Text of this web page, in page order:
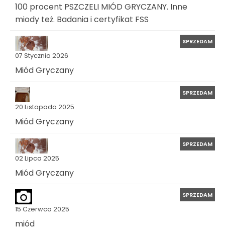
100 procent PSZCZELI MIÓD GRYCZANY. Inne
miody też. Badania i certyfikat FSS
07 Stycznia 2026
SPRZEDAM
Miód Gryczany
20 Listopada 2025
SPRZEDAM
Miód Gryczany
02 Lipca 2025
SPRZEDAM
Miód Gryczany
15 Czerwca 2025
SPRZEDAM
miód